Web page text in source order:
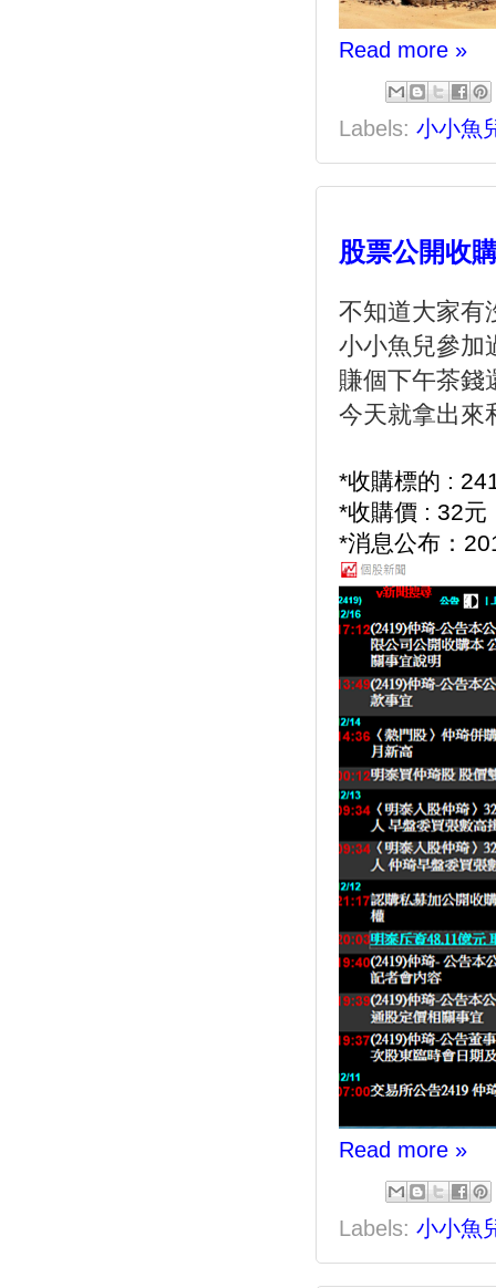
Read more »
Labels: 小小魚
股票公開收
不知道大家有
小小魚兒參加
賺個下午茶錢
今天就拿出來
*收購標的 :
*收購價 : 32元
*消息公布：
Read more »
Labels: 小小魚